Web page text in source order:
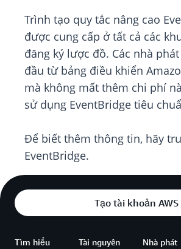
Trình tạo quy tắc nâng cao
được cung cấp ở tất cả các
đăng ký lược đồ. Các nhà
đầu từ bảng điều khiển
mà không mất thêm chi phí
sử dụng EventBridge tiêu
Để biết thêm thông tin, hãy
EventBridge.
Tạo tài khoản AWS
Tìm hiểu Tài nguyên
Nhà phát